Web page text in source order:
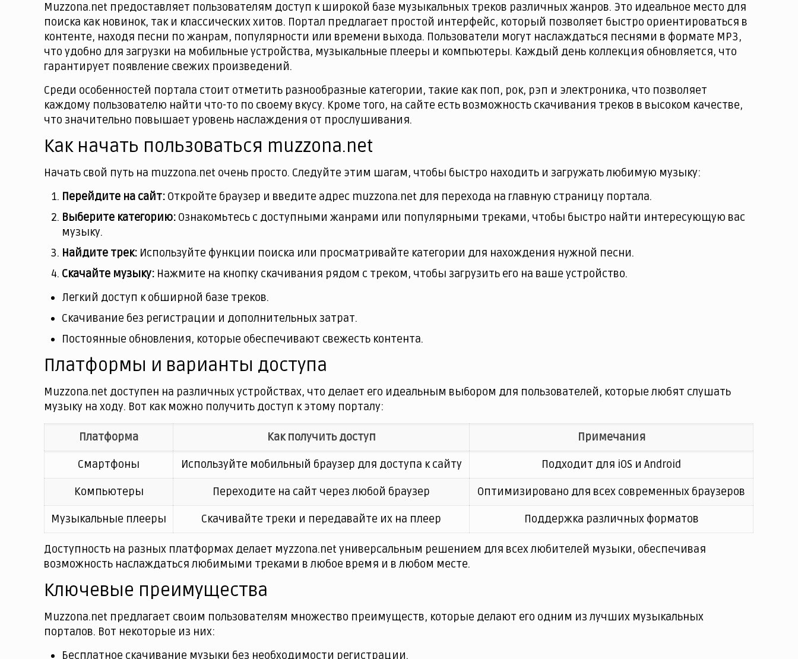
Muzzona.net предоставляет пользователям доступ к широкой базе музыкальных треков различных жанров. Это идеальное место для
поиска как новинок, так и классических хитов. Портал предлагает простой интерфейс, который позволяет быстро ориентироваться в
контенте, находя песни по жанрам, популярности или времени выхода. Пользователи могут наслаждаться песнями в формате MP3,
что удобно для загрузки на мобильные устройства, музыкальные плееры и компьютеры. Каждый день коллекция обновляется, что
гарантирует появление свежих произведений.
Среди особенностей портала стоит отметить разнообразные категории, такие как поп, рок, рэп и электроника, что позволяет
каждому пользователю найти что-то по своему вкусу. Кроме того, на сайте есть возможность скачивания треков в высоком качестве,
что значительно повышает уровень наслаждения от прослушивания.
Как начать пользоваться muzzona.net
Начать свой путь на muzzona.net очень просто. Следуйте этим шагам, чтобы быстро находить и загружать любимую музыку:
Перейдите на сайт: Откройте браузер и введите адрес muzzona.net для перехода на главную страницу портала.
Выберите категорию: Ознакомьтесь с доступными жанрами или популярными треками, чтобы быстро найти интересующую вас
музыку.
Найдите трек: Используйте функции поиска или просматривайте категории для нахождения нужной песни.
Скачайте музыку: Нажмите на кнопку скачивания рядом с треком, чтобы загрузить его на ваше устройство.
Легкий доступ к обширной базе треков.
Скачивание без регистрации и дополнительных затрат.
Постоянные обновления, которые обеспечивают свежесть контента.
Платформы и варианты доступа
Muzzona.net доступен на различных устройствах, что делает его идеальным выбором для пользователей, которые любят слушать
музыку на ходу. Вот как можно получить доступ к этому порталу:
Платформа Как получить доступ Примечания
Смартфоны Используйте мобильный браузер для доступа к сайту Подходит для iOS и Android
Компьютеры Переходите на сайт через любой браузер Оптимизировано для всех современных браузеров
Музыкальные плееры Скачивайте треки и передавайте их на плеер Поддержка различных форматов
Доступность на разных платформах делает муzzona.net универсальным решением для всех любителей музыки, обеспечивая
возможность наслаждаться любимыми треками в любое время и в любом месте.
Ключевые преимущества
Muzzona.net предлагает своим пользователям множество преимуществ, которые делают его одним из лучших музыкальных
порталов. Вот некоторые из них:
Бесплатное скачивание музыки без необходимости регистрации.